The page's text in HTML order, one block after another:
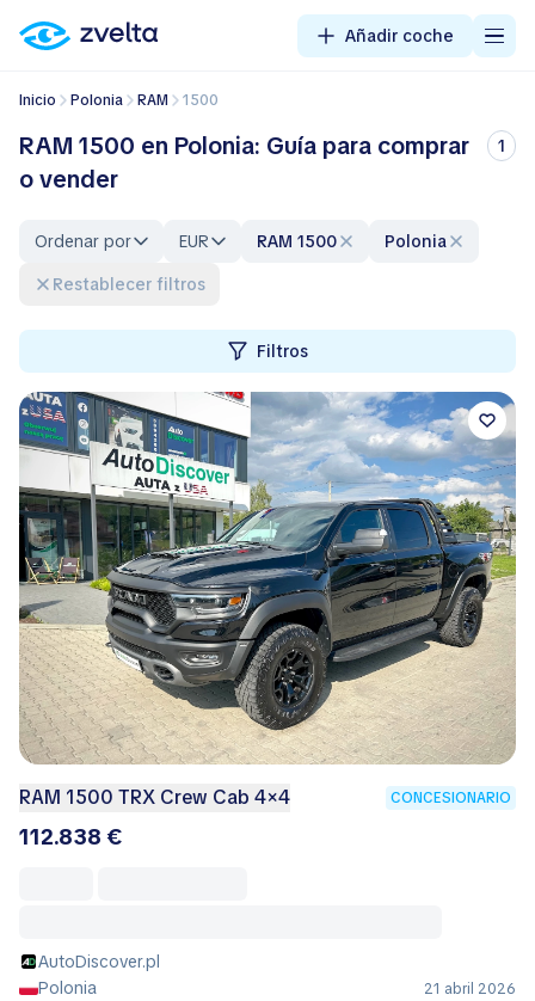
Añadir coche
Inicio Polonia RAM 1500
RAM 1500 en Polonia: Guía para comprar
o vender
1
Ordenar por EUR RAM 1500
Polonia
Restablecer filtros
Filtros
RAM 1500 TRX Crew Cab 4×4 CONCESIONARIO
112.838 €
AutoDiscover.pl
Polonia
21 abril 2026